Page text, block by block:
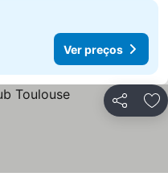
Ver preços
Partilhar